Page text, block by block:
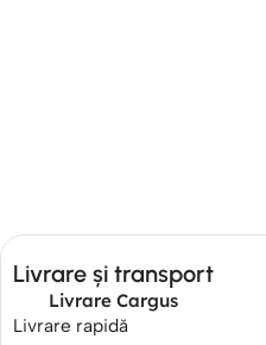
Livrare și transport
Livrare Cargus
Livrare rapidă